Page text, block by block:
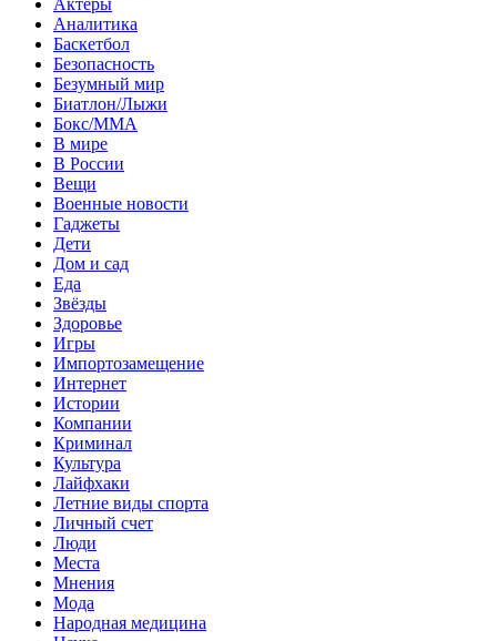
Аналитика
Баскетбол
Безопасность
Безумный мир
Биатлон/Лыжи
Бокс/MMA
В мире
В России
Вещи
Военные новости
Гаджеты
Дети
Дом и сад
Еда
Звёзды
Здоровье
Игры
Импортозамещение
Интернет
Истории
Компании
Криминал
Культура
Лайфхаки
Летние виды спорта
Личный счет
Люди
Места
Мнения
Мода
Народная медицина